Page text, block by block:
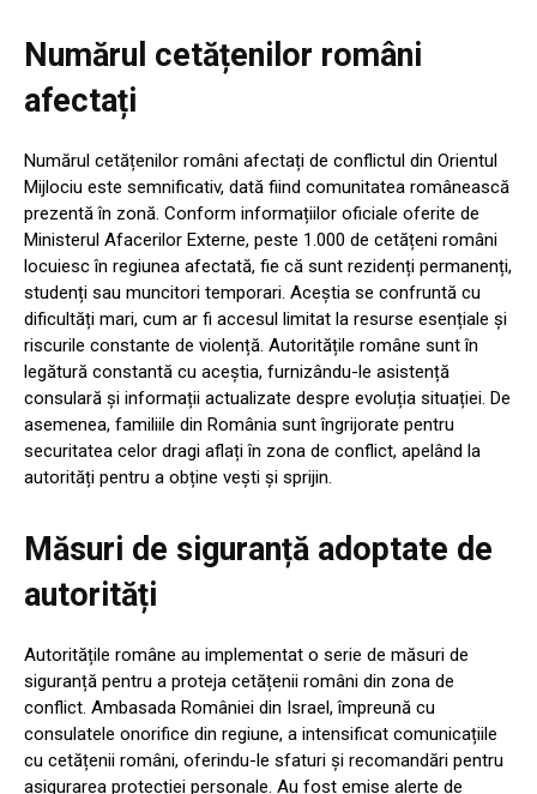
Numărul cetățenilor români
afectați
Numărul cetățenilor români afectați de conflictul din Orientul
Mijlociu este semnificativ, dată fiind comunitatea românească
prezentă în zonă. Conform informațiilor oficiale oferite de
Ministerul Afacerilor Externe, peste 1.000 de cetățeni români
locuiesc în regiunea afectată, fie că sunt rezidenți permanenți,
studenți sau muncitori temporari. Aceștia se confruntă cu
dificultăți mari, cum ar fi accesul limitat la resurse esențiale și
riscurile constante de violență. Autoritățile române sunt în
legătură constantă cu aceștia, furnizându-le asistență
consulară și informații actualizate despre evoluția situației. De
asemenea, familiile din România sunt îngrijorate pentru
securitatea celor dragi aflați în zona de conflict, apelând la
autorități pentru a obține vești și sprijin.
Măsuri de siguranță adoptate de
autorități
Autoritățile române au implementat o serie de măsuri de
siguranță pentru a proteja cetățenii români din zona de
conflict. Ambasada României din Israel, împreună cu
consulatele onorifice din regiune, a intensificat comunicațiile
cu cetățenii români, oferindu-le sfaturi și recomandări pentru
asigurarea protecției personale. Au fost emise alerte de